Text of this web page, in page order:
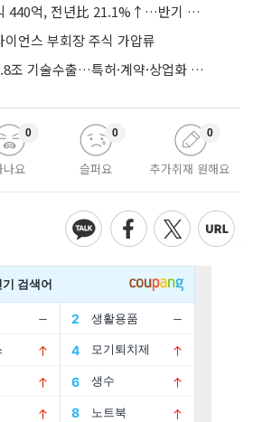
보령, 상반기 영업익 440억, 전년比 21.1%↑…반기 역대 최대
언스 부회장 주식 가압류
알테오젠, 올해만 1.8조 기술수출…특허·계약·상업화 ‘삼박자’
나요
0
슬퍼요
0
추가취재 원해요
0